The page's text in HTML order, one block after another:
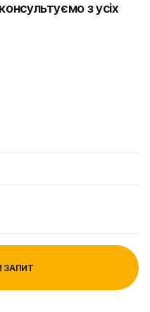
з усіх